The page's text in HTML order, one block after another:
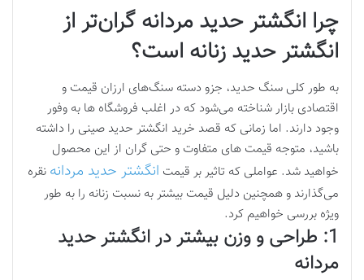
چرا انگشتر حدید مردانه گران‌تر از
انگشتر حدید زنانه است؟
به طور کلی سنگ حدید، جزو دسته سنگ‌های ارزان قیمت و
اقتصادی بازار شناخته می‌شود که در اغلب فروشگاه ها به وفور
وجود دارند. اما زمانی که قصد خرید انگشتر حدید صینی را داشته
باشید، متوجه قیمت های متفاوت و حتی گران از این محصول
خواهید شد. عواملی که تاثیر بر قیمت انگشتر حدید مردانه نقره
می‌گذارند و همچنین دلیل قیمت بیشتر به نسبت زنانه را به طور
ویژه بررسی خواهیم کرد.
1: طراحی و وزن بیشتر در انگشتر حدید
مردانه